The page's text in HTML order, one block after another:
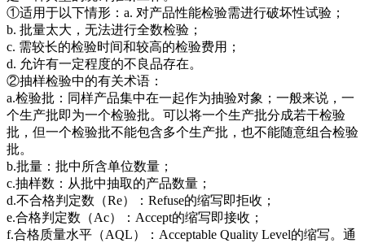
①适用于以下情形：a. 对产品性能检验需进行破坏性试验；
b. 批量太大，无法进行全数检验；
c. 需较长的检验时间和较高的检验费用；
d. 允许有一定程度的不良品存在。
②抽样检验中的有关术语：
a.检验批：同样产品集中在一起作为抽验对象；一般来说，一
个生产批即为一个检验批。可以将一个生产批分成若干检验
批，但一个检验批不能包含多个生产批，也不能随意组合检验
批。
b.批量：批中所含单位数量；
c.抽样数：从批中抽取的产品数量；
d.不合格判定数（Re）：Refuse的缩写即拒收；
e.合格判定数（Ac）：Accept的缩写即接收；
f.合格质量水平（AQL）：Acceptable Quality Level的缩写。通